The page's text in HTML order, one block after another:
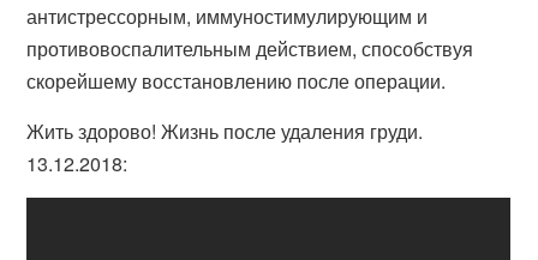
антистрессорным, иммуностимулирующим и
противовоспалительным действием, способствуя
скорейшему восстановлению после операции.
Жить здорово! Жизнь после удаления груди.
13.12.2018: